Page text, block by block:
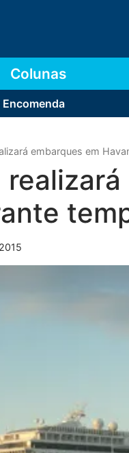
Encomenda
Colunas
embarques em